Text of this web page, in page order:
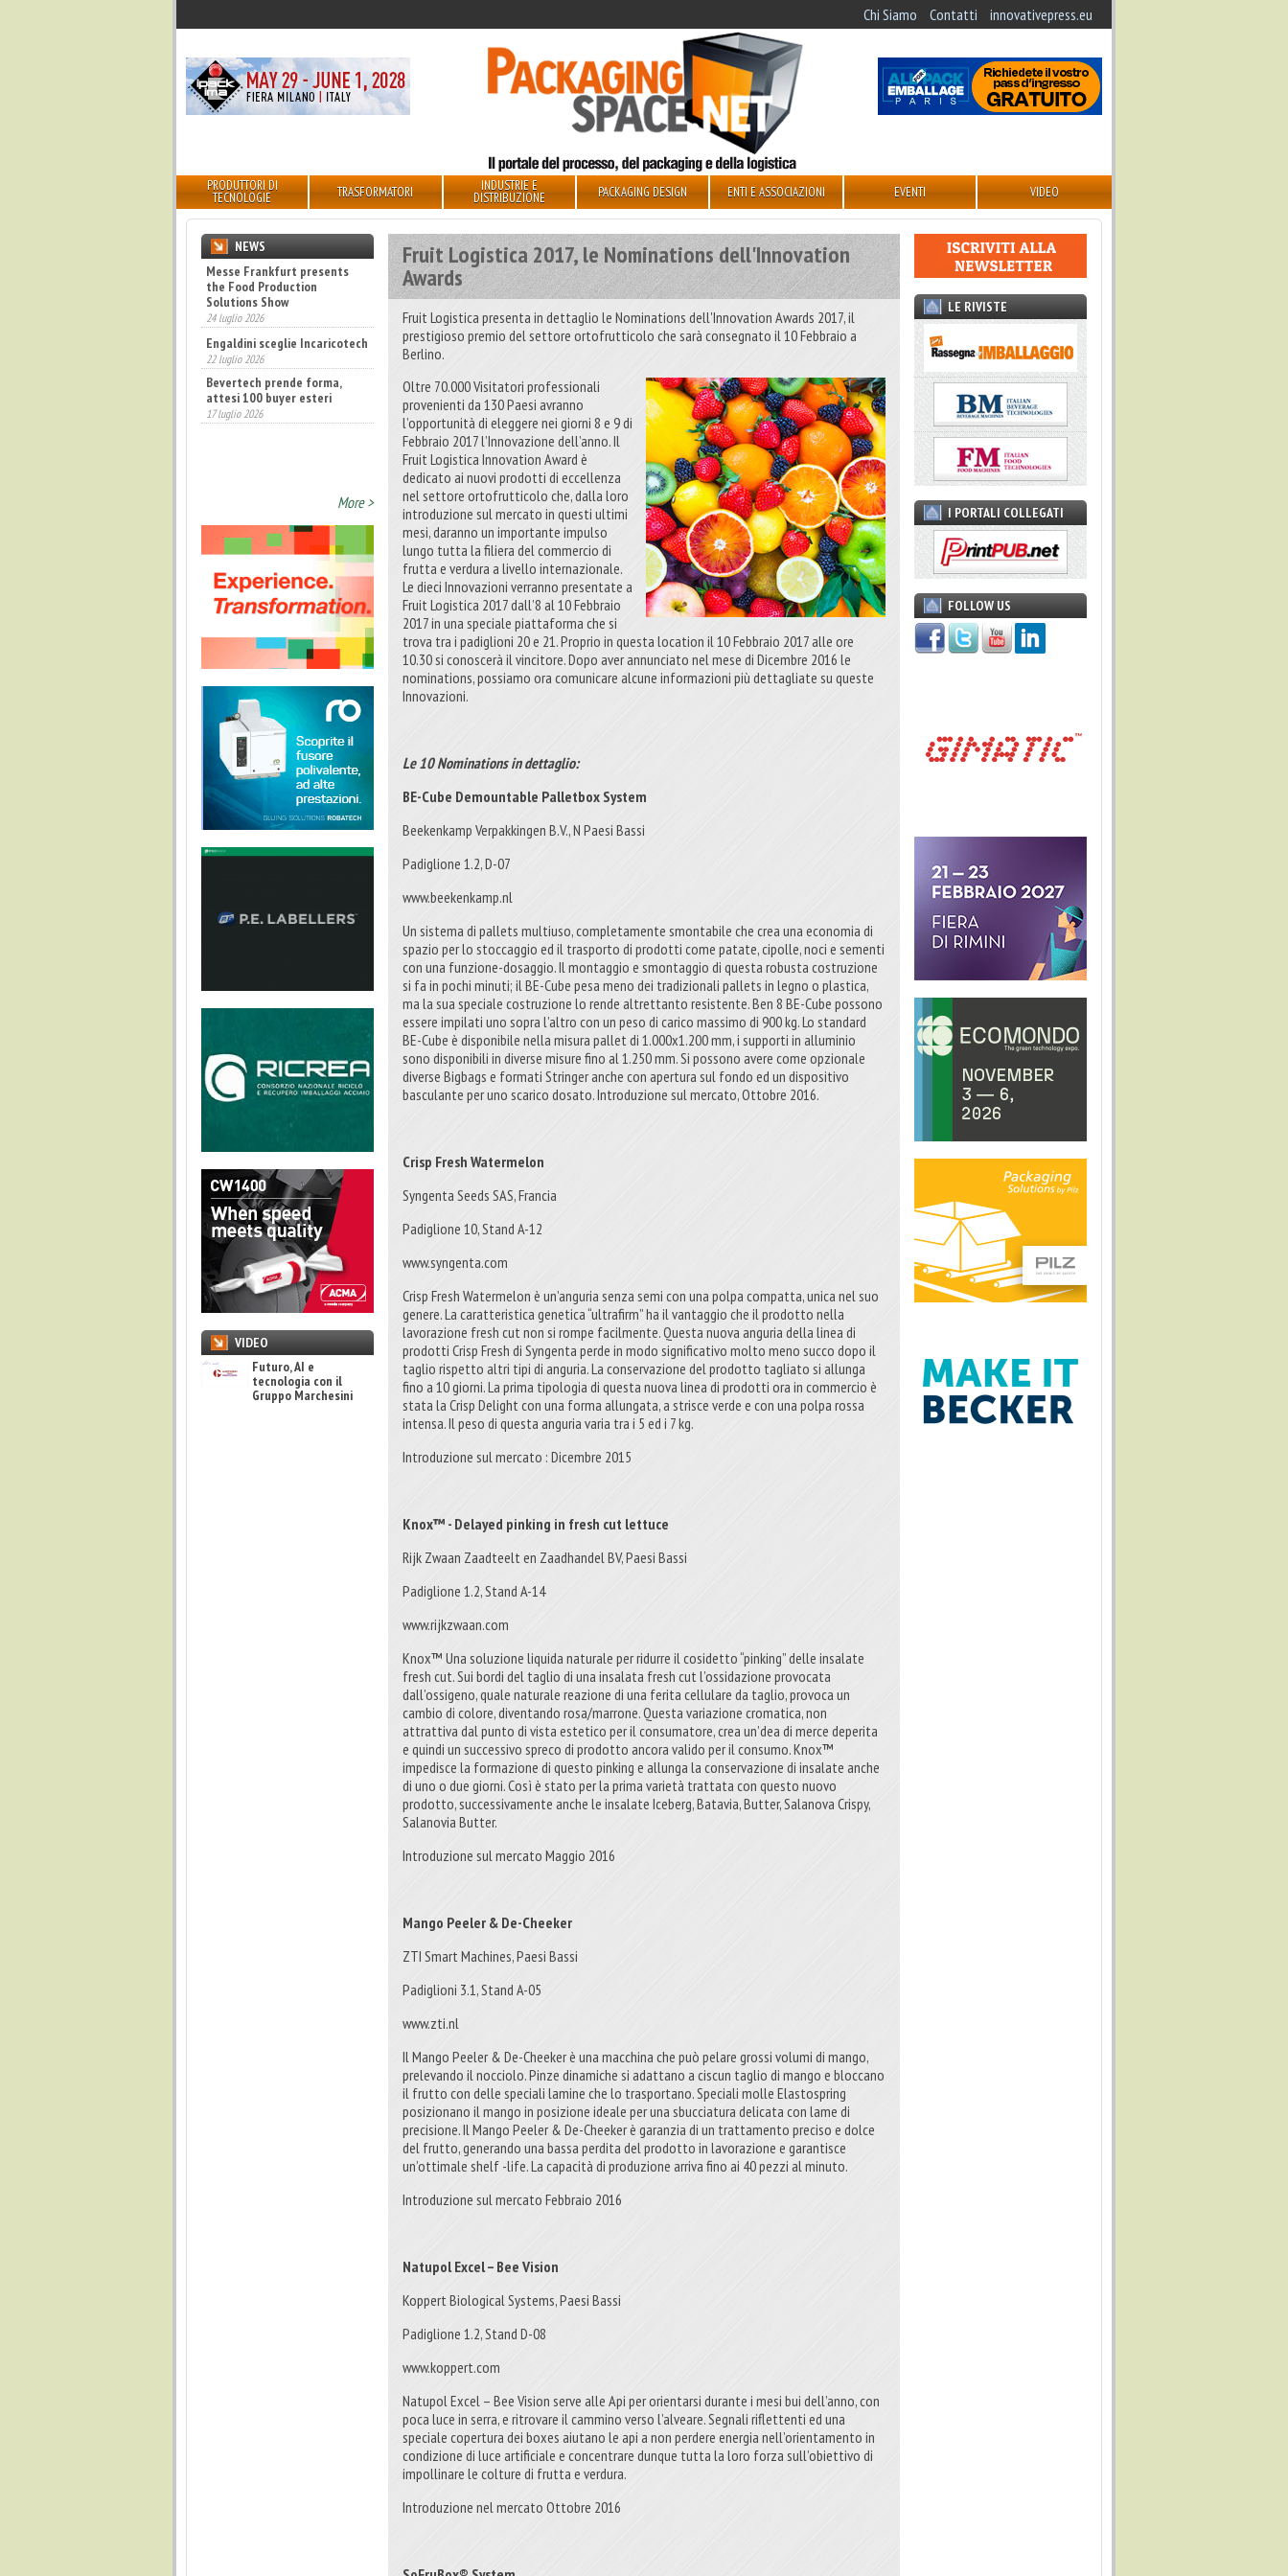
Chi Siamo Contatti innovativepress.eu
PRODUTTORI DI
TECNOLOGIE TRASFORMATORI INDUSTRIE E
DISTRIBUZIONE PACKAGING DESIGN ENTI E ASSOCIAZIONI EVENTI VIDEO
Fruit Logistica 2017, le Nominations dell'Innovation
Awards
Fruit Logistica presenta in dettaglio le Nominations dell'Innovation Awards 2017, il
prestigioso premio del settore ortofrutticolo che sarà consegnato il 10 Febbraio a
Berlino.
Oltre 70.000 Visitatori professionali
provenienti da 130 Paesi avranno
l’opportunità di eleggere nei giorni 8 e 9 di
Febbraio 2017 l’Innovazione dell’anno. Il
Fruit Logistica Innovation Award è
dedicato ai nuovi prodotti di eccellenza
nel settore ortofrutticolo che, dalla loro
introduzione sul mercato in questi ultimi
mesi, daranno un importante impulso
lungo tutta la filiera del commercio di
frutta e verdura a livello internazionale.
Le dieci Innovazioni verranno presentate a
Fruit Logistica 2017 dall’8 al 10 Febbraio
2017 in una speciale piattaforma che si
trova tra i padiglioni 20 e 21. Proprio in questa location il 10 Febbraio 2017 alle ore
10.30 si conoscerà il vincitore. Dopo aver annunciato nel mese di Dicembre 2016 le
nominations, possiamo ora comunicare alcune informazioni più dettagliate su queste
Innovazioni.
Le 10 Nominations in dettaglio:
BE-Cube Demountable Palletbox System
Beekenkamp Verpakkingen B.V., N Paesi Bassi
Padiglione 1.2, D-07
www.beekenkamp.nl
Un sistema di pallets multiuso, completamente smontabile che crea una economia di
spazio per lo stoccaggio ed il trasporto di prodotti come patate, cipolle, noci e sementi
con una funzione-dosaggio. Il montaggio e smontaggio di questa robusta costruzione
si fa in pochi minuti; il BE-Cube pesa meno dei tradizionali pallets in legno o plastica,
ma la sua speciale costruzione lo rende altrettanto resistente. Ben 8 BE-Cube possono
essere impilati uno sopra l’altro con un peso di carico massimo di 900 kg. Lo standard
BE-Cube è disponibile nella misura pallet di 1.000x1.200 mm, i supporti in alluminio
sono disponibili in diverse misure fino al 1.250 mm. Si possono avere come opzionale
diverse Bigbags e formati Stringer anche con apertura sul fondo ed un dispositivo
basculante per uno scarico dosato. Introduzione sul mercato, Ottobre 2016.
Crisp Fresh Watermelon
Syngenta Seeds SAS, Francia
Padiglione 10, Stand A-12
www.syngenta.com
Crisp Fresh Watermelon è un’anguria senza semi con una polpa compatta, unica nel suo
genere. La caratteristica genetica “ultrafirm” ha il vantaggio che il prodotto nella
lavorazione fresh cut non si rompe facilmente. Questa nuova anguria della linea di
prodotti Crisp Fresh di Syngenta perde in modo significativo molto meno succo dopo il
taglio rispetto altri tipi di anguria. La conservazione del prodotto tagliato si allunga
fino a 10 giorni. La prima tipologia di questa nuova linea di prodotti ora in commercio è
stata la Crisp Delight con una forma allungata, a strisce verde e con una polpa rossa
intensa. Il peso di questa anguria varia tra i 5 ed i 7 kg.
Introduzione sul mercato : Dicembre 2015
Knox™ - Delayed pinking in fresh cut lettuce
Rijk Zwaan Zaadteelt en Zaadhandel BV, Paesi Bassi
Padiglione 1.2, Stand A-14
www.rijkzwaan.com
Knox™ Una soluzione liquida naturale per ridurre il cosidetto “pinking” delle insalate
fresh cut. Sui bordi del taglio di una insalata fresh cut l’ossidazione provocata
dall’ossigeno, quale naturale reazione di una ferita cellulare da taglio, provoca un
cambio di colore, diventando rosa/marrone. Questa variazione cromatica, non
attrattiva dal punto di vista estetico per il consumatore, crea un’dea di merce deperita
e quindi un successivo spreco di prodotto ancora valido per il consumo. Knox™
impedisce la formazione di questo pinking e allunga la conservazione di insalate anche
di uno o due giorni. Così è stato per la prima varietà trattata con questo nuovo
prodotto, successivamente anche le insalate Iceberg, Batavia, Butter, Salanova Crispy,
Salanovia Butter.
Introduzione sul mercato Maggio 2016
Mango Peeler & De-Cheeker
ZTI Smart Machines, Paesi Bassi
Padiglioni 3.1, Stand A-05
www.zti.nl
Il Mango Peeler & De-Cheeker è una macchina che può pelare grossi volumi di mango,
prelevando il nocciolo. Pinze dinamiche si adattano a ciscun taglio di mango e bloccano
il frutto con delle speciali lamine che lo trasportano. Speciali molle Elastospring
posizionano il mango in posizione ideale per una sbucciatura delicata con lame di
precisione. Il Mango Peeler & De-Cheeker è garanzia di un trattamento preciso e dolce
del frutto, generando una bassa perdita del prodotto in lavorazione e garantisce
un’ottimale shelf -life. La capacità di produzione arriva fino ai 40 pezzi al minuto.
Introduzione sul mercato Febbraio 2016
Natupol Excel – Bee Vision
Koppert Biological Systems, Paesi Bassi
Padiglione 1.2, Stand D-08
www.koppert.com
Natupol Excel – Bee Vision serve alle Api per orientarsi durante i mesi bui dell’anno, con
poca luce in serra, e ritrovare il cammino verso l’alveare. Segnali riflettenti ed una
speciale copertura dei boxes aiutano le api a non perdere energia nell’orientamento in
condizione di luce artificiale e concentrare dunque tutta la loro forza sull’obiettivo di
impollinare le colture di frutta e verdura.
Introduzione nel mercato Ottobre 2016
NEWS
Engaldini sceglie Incaricotech
22 luglio 2026
Bevertech prende forma,
attesi 100 buyer esteri
17 luglio 2026
Fatturato record per
l'industria cosmetica in Italia
10 luglio 2026
More >
VIDEO
Futuro, AI e
tecnologia con il
Gruppo Marchesini
LE RIVISTE
I PORTALI COLLEGATI
FOLLOW US